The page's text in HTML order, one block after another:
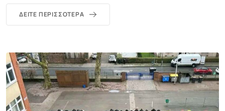
ΔΕΊΤΕ ΠΕΡΙΣΣΌΤΕΡΑ